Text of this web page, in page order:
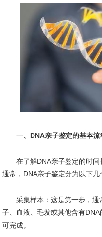
一、DNA亲子鉴定的基本流
在了解DNA亲子鉴定的时间
通常，DNA亲子鉴定分为以下几
采集样本：这是第一步，通
子、血液、毛发或其他含有
可完成。